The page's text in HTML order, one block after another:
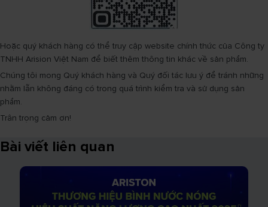
Hoặc quý khách hàng có thể truy cập website chính thức của Công ty
TNHH Arision Việt Nam để biết thêm thông tin khác về sản phẩm.
Chúng tôi mong Quý khách hàng và Quý đối tác lưu ý để tránh những
nhằm lẫn không đáng có trong quá trình kiểm tra và sử dụng sản
phẩm.
Trân trọng cảm ơn!
Bài viết liên quan